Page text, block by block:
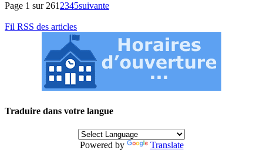
Page 1 sur 261 2345suivante
Fil RSS des articles
Traduire dans votre langue
Powered by Translate